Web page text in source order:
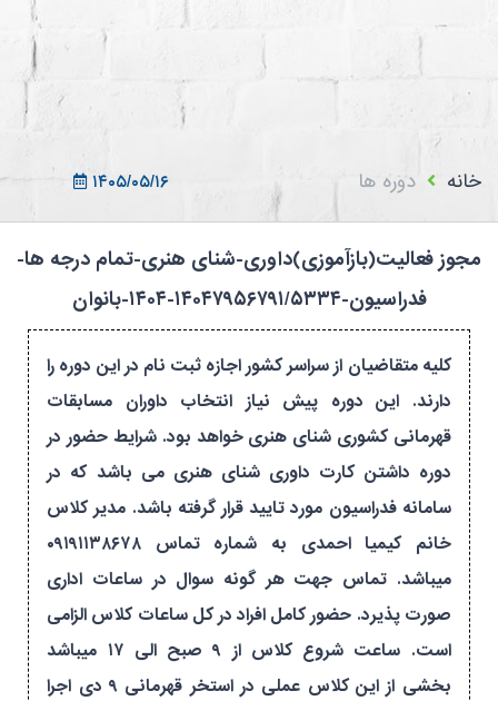
۱۴۰۵/۰۵/۱۶
خانه دوره ها
مجوز فعالیت(بازآموزی)داوری-شنای هنری-تمام درجه ها-
فدراسیون-۱۴۰۴۷۹۵۶۷۹۱/۵۳۳۴-۱۴۰۴-بانوان
کلیه متقاضیان از سراسر کشور اجازه ثبت نام در این دوره را
دارند. این دوره پیش نیاز انتخاب داوران مسابقات
قهرمانی کشوری شنای هنری خواهد بود. شرایط حضور در
دوره داشتن کارت داوری شنای هنری می باشد که در
سامانه فدراسیون مورد تایید قرار گرفته باشد. مدیر کلاس
خانم کیمیا احمدی به شماره تماس ۰۹۱۹۱۱۳۸۶۷۸
میباشد. تماس جهت هر گونه سوال در ساعات اداری
صورت پذیرد. حضور کامل افراد در کل ساعات کلاس الزامی
است. ساعت شروع کلاس از ۹ صبح الی ۱۷ میباشد
بخشی از این کلاس عملی در استخر قهرمانی ۹ دی اجرا